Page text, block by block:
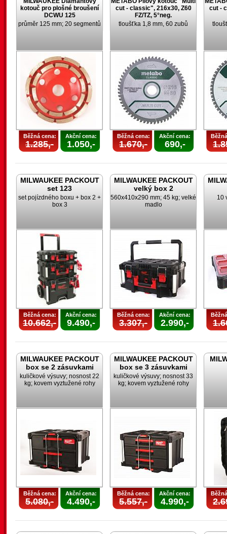
kotouč pro plošné broušení
DCWU 125
průměr 125 mm; 20 segmentů
Běžná cena:
1.285,-
Akční cena:
1.050,-
cut - classic", 216x30, Z60
FZ/TZ, 5°neg.
tloušťka 1,8 mm, 60 zubů
Běžná cena:
1.670,-
Akční cena:
690,-
cut -
MILWAUKEE PACKOUT
set 123
set pojízdného boxu + box 2 +
box 3
Běžná cena:
10.662,-
Akční cena:
9.490,-
MILWAUKEE PACKOUT
velký box 2
560x410x290 mm; 45 kg; velké
madlo
Běžná cena:
3.307,-
Akční cena:
2.990,-
10
MILWAUKEE PACKOUT
box se 2 zásuvkami
kuličkové výsuvy; nosnost 22
kg; kovem vyztužené rohy
Běžná cena:
5.080,-
Akční cena:
4.490,-
MILWAUKEE PACKOUT
box se 3 zásuvkami
kuličkové výsuvy; nosnost 33
kg; kovem vyztužené rohy
Běžná cena:
5.557,-
Akční cena:
4.990,-